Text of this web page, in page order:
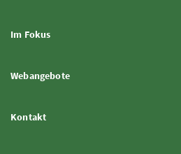
Im FokusInhalt aufklappen
WebangeboteInhalt aufklappen
KontaktInhalt aufklappen